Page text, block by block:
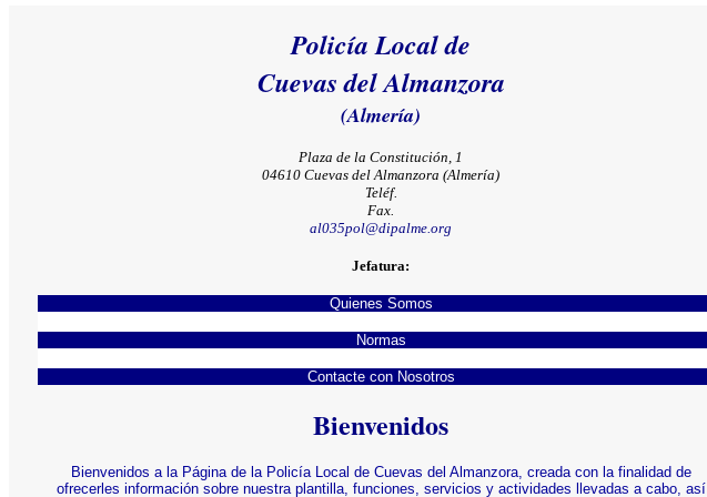
Policía Local de
Cuevas del Almanzora
(Almería)
Plaza de la Constitución, 1
04610 Cuevas del Almanzora (Almería)
Teléf.
Fax.
al035pol@dipalme.org
Jefatura:
Quienes Somos
Normas
Contacte con Nosotros
Bienvenidos
Bienvenidos a la Página de la Policía Local de Cuevas del Almanzora, creada con la finalidad de
ofrecerles información sobre nuestra plantilla, funciones, servicios y actividades llevadas a cabo, así